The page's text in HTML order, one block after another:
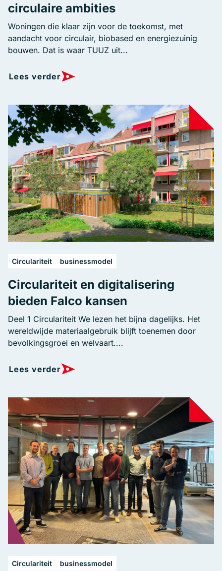
circulaire ambities
Woningen die klaar zijn voor de toekomst, met
aandacht voor circulair, biobased en energiezuinig
bouwen. Dat is waar TUUZ uit...
Lees verder
Circulariteit businessmodel
Circulariteit en digitalisering
bieden Falco kansen
Deel 1 Circulariteit We lezen het bijna dagelijks. Het
wereldwijde materiaalgebruik blijft toenemen door
bevolkingsgroei en welvaart....
Lees verder
Circulariteit businessmodel